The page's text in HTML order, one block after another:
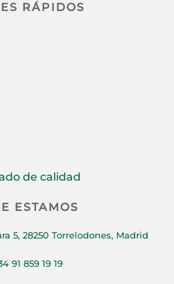
RÁPIDOS
de calidad
ESTAMOS
5, 28250 Torrelodones, Madrid
91 859 19 19